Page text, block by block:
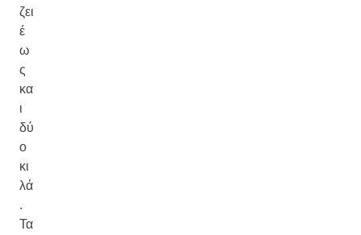
ζει
έ
ω
ς
κα
ι
δύ
ο
κι
λά
.
Τα